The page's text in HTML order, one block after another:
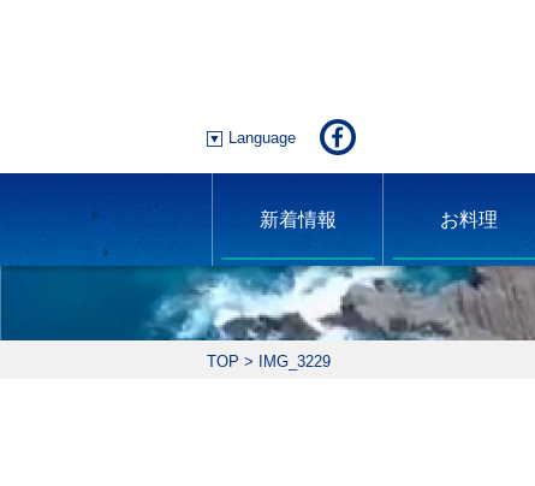
Language
新着情報 お料理
TOP > IMG_3229